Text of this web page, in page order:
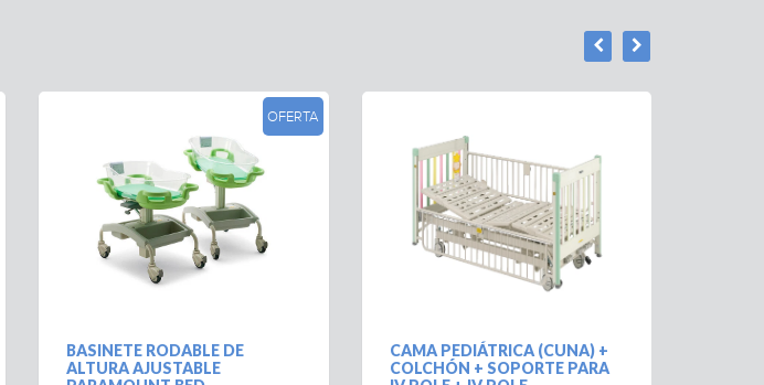
OFERTA
BASINETE RODABLE DE
ALTURA AJUSTABLE
CAMA PEDIÁTRICA (CUNA) +
COLCHÓN + SOPORTE PARA